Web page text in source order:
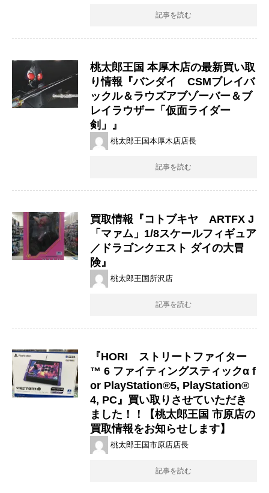
記事を読む
桃太郎王国 本厚木店の最新買い取
り情報『バンダイ CSMブレイバ
ックル＆ラウズアブゾーバー＆ブ
レイラウザー「仮面ライダー
剣」』
桃太郎王国本厚木店店長
記事を読む
買取情報『コトブキヤ ARTFX ​J
「​マァム」1/8スケールフィギュア
​／ドラゴンクエスト ダイの大冒
険』
桃太郎王国所沢店
記事を読む
『HORI ストリートファイター
™ 6 ファイティングスティックα f
or PlayStation®5, PlayStation®
4, PC』買い取りさせていただき
ました！！【桃太郎王国 市原店の
買取情報をお知らせします】
桃太郎王国市原店店長
記事を読む